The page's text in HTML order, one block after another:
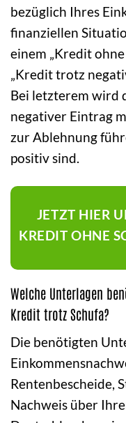
bezüglich Ihres
finanziellen
einem „Kredit
„Kredit trotz
Bei letzterem wird
negativer Eintrag
zur Ablehnung
positiv sind.
JETZT HIER
KREDIT OHNE
Welche Unterlagen
Kredit trotz Schufa?
Die benötigten
Rentenbescheide,
Nachweis über